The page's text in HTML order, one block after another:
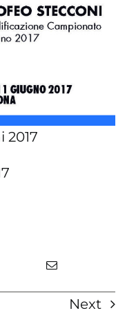
2017
Next